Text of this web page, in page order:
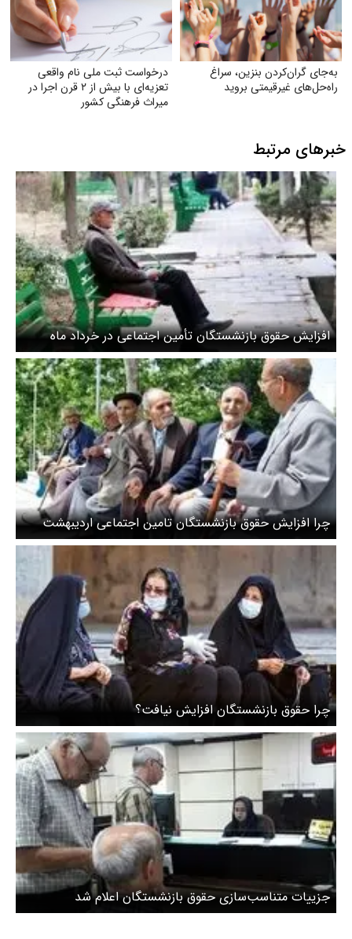
به‌جای گران‌کردن بنزین، سراغ
راه‌حل‌های غیرقیمتی بروید
درخواست ثبت ملی نام واقعی
تعزیه‌ای با بیش از ۲ قرن اجرا در
میراث فرهنگی کشور
خبرهای مرتبط
افزایش حقوق بازنشستگان تأمین اجتماعی در خرداد ماه
منتفی شد؟
چرا افزایش حقوق بازنشستگان تامین اجتماعی اردیبهشت
۱۴۰۵ واریز نشد؟
چرا حقوق بازنشستگان افزایش نیافت؟
جزییات متناسب‌سازی حقوق بازنشستگان اعلام شد